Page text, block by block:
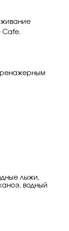
Cafe.
лыжи,
водный